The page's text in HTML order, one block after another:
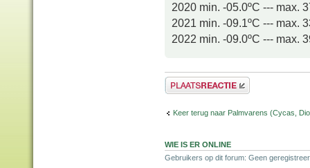
2020 min. -05.0ºC --- max.
2021 min. -09.1ºC --- max.
2022 min. -09.0ºC --- max.
Plaats een reactie
Keer terug naar Palmvarens (Cycas,
WIE IS ER ONLINE
Gebruikers op dit forum: Geen